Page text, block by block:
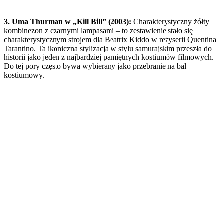
3. Uma Thurman w „Kill Bill” (2003): Charakterystyczny żółty
kombinezon z czarnymi lampasami – to zestawienie stało się
charakterystycznym strojem dla Beatrix Kiddo w reżyserii Quentina
Tarantino. Ta ikoniczna stylizacja w stylu samurajskim przeszła do
historii jako jeden z najbardziej pamiętnych kostiumów filmowych.
Do tej pory często bywa wybierany jako przebranie na bal
kostiumowy.